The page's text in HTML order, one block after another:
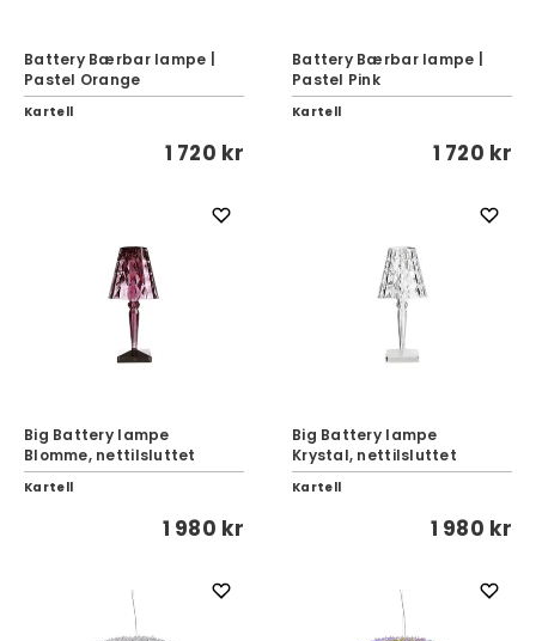
Battery Bærbar lampe |
Pastel Orange
Kartell
1 720 kr
Battery Bærbar lampe |
Pastel Pink
Kartell
1 720 kr
Big Battery lampe
Blomme, nettilsluttet
Kartell
1 980 kr
Big Battery lampe
Krystal, nettilsluttet
Kartell
1 980 kr